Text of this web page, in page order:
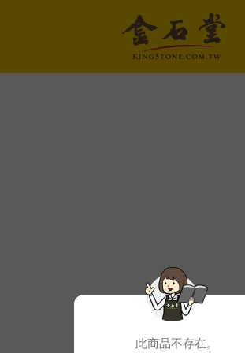
此商品不存在。